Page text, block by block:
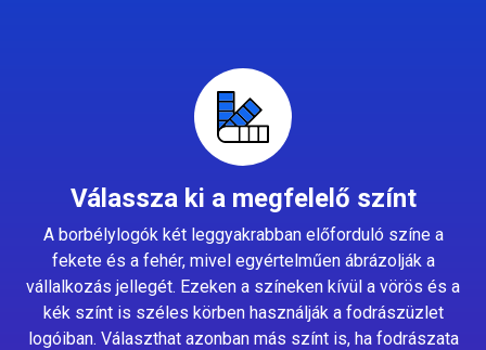
Válassza ki a megfelelő színt
A borbélylogók két leggyakrabban előforduló színe a
fekete és a fehér, mivel egyértelműen ábrázolják a
vállalkozás jellegét. Ezeken a színeken kívül a vörös és a
kék színt is széles körben használják a fodrászüzlet
logóiban. Választhat azonban más színt is, ha fodrászata